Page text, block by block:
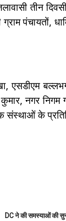
तीन
पंचायतों,
एसडीएम
नगर निगम
संस्थाओं के
DC ने की समस्याओं की